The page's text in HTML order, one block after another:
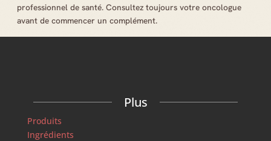
professionnel de santé. Consultez toujours votre oncologue
avant de commencer un complément.
Plus
Produits
Ingrédients